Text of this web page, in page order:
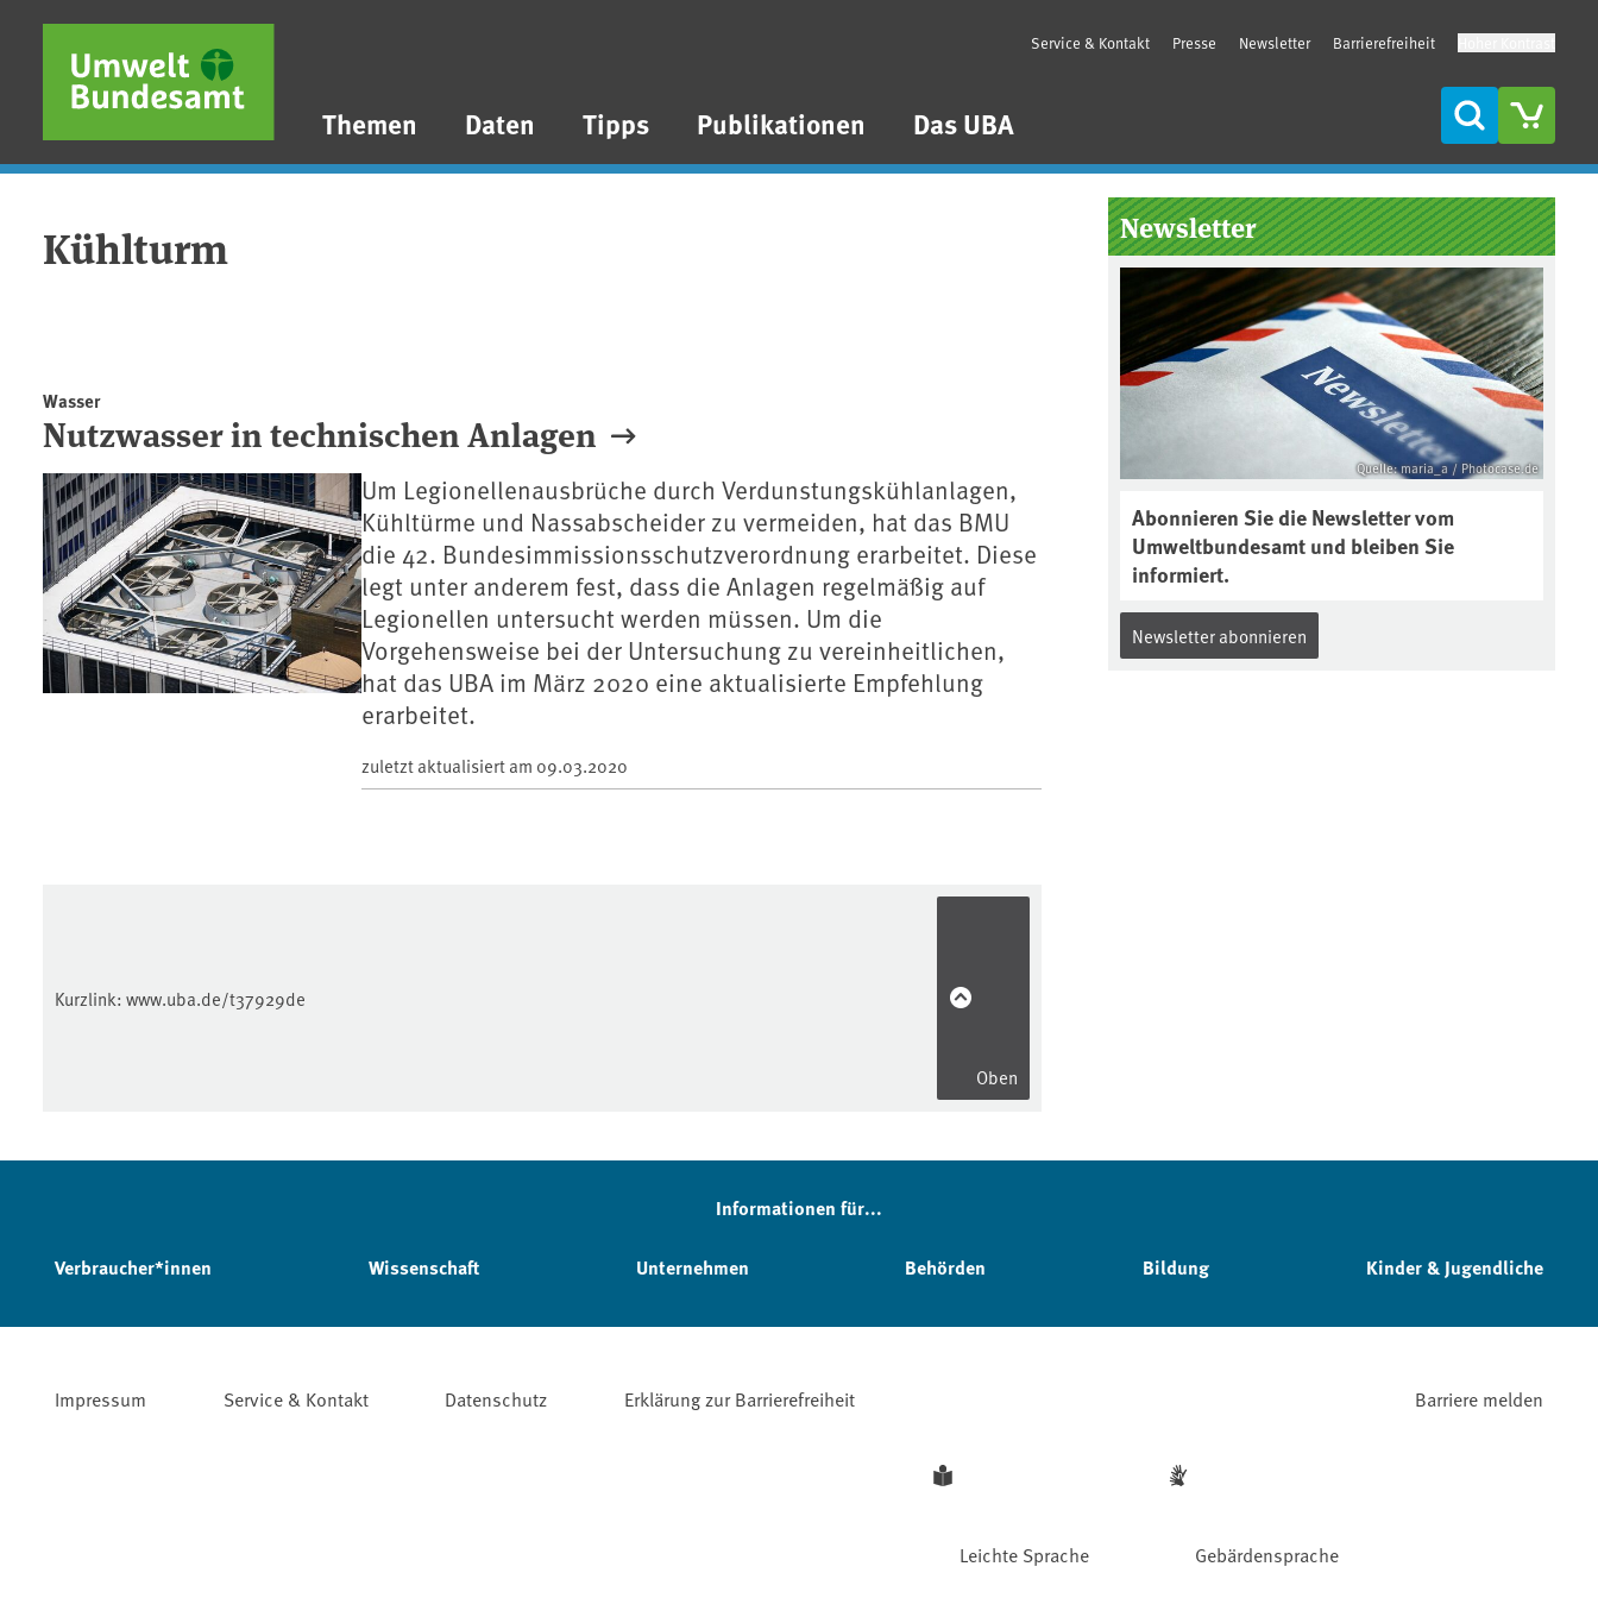
Direkt zum Inhalt
Direkt zum Hauptmenü
Direkt zur Fußzeile
Themen Daten Tipps Publikationen Das UBA
Service & Kontakt Presse Newsletter Barrierefreiheit
Suche
Kühlturm
Wasser
Nutzwasser in technischen Anlagen
Um Legionellenausbrüche durch Verdunstungskühlanlagen,
Kühltürme und Nassabscheider zu vermeiden, hat das BMU
die 42. Bundesimmissionsschutzverordnung erarbeitet. Diese
legt unter anderem fest, dass die Anlagen regelmäßig auf
Legionellen untersucht werden müssen. Um die
Vorgehensweise bei der Untersuchung zu vereinheitlichen,
hat das UBA im März 2020 eine aktualisierte Empfehlung
erarbeitet.
zuletzt aktualisiert am 09.03.2020
Kurzlink: www.uba.de/t37929de
Oben
Seitenleiste
Newsletter
Quelle: maria_a / Photocase.de
Abonnieren Sie die Newsletter vom
Umweltbundesamt und bleiben Sie
informiert.
Newsletter abonnieren
Informationen für...
Verbraucher*innen Wissenschaft Unternehmen Behörden Bildung Kinder & Jugendliche
Impressum Service & Kontakt Datenschutz Erklärung zur Barrierefreiheit
Leichte Sprache Gebärdensprache
Barriere melden